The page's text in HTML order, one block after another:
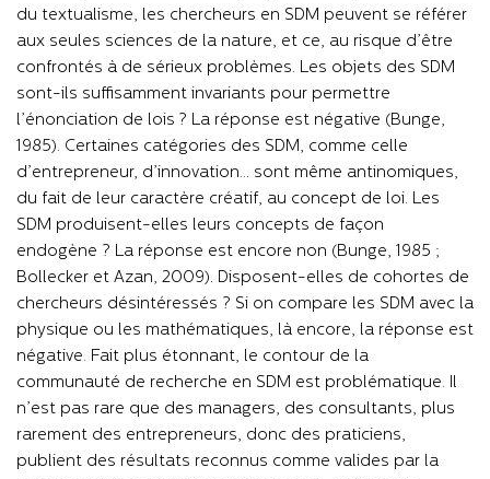
du textualisme, les chercheurs en SDM peuvent se référer
aux seules sciences de la nature, et ce, au risque d’être
confrontés à de sérieux problèmes. Les objets des SDM
sont-ils suffisamment invariants pour permettre
l’énonciation de lois ? La réponse est négative (Bunge,
1985). Certaines catégories des SDM, comme celle
d’entrepreneur, d’innovation… sont même antinomiques,
du fait de leur caractère créatif, au concept de loi. Les
SDM produisent-elles leurs concepts de façon
endogène ? La réponse est encore non (Bunge, 1985 ;
Bollecker et Azan, 2009). Disposent-elles de cohortes de
chercheurs désintéressés ? Si on compare les SDM avec la
physique ou les mathématiques, là encore, la réponse est
négative. Fait plus étonnant, le contour de la
communauté de recherche en SDM est problématique. Il
n’est pas rare que des managers, des consultants, plus
rarement des entrepreneurs, donc des praticiens,
publient des résultats reconnus comme valides par la